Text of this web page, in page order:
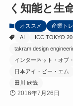
く知能と生
オススメ
産業ト
AI
ICC TOKYO
takram design
インターネット・オブ
日本アイ・ビー・エム
田川 欣哉
2016年7月26日